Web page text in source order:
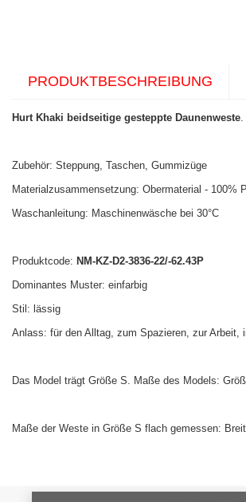
PRODUKTBESCHREIBUNG
Hurt Khaki beidseitige gesteppte Daunenweste.
Zubehör: Steppung, Taschen, Gummizüge
Materialzusammensetzung: Obermaterial -
Waschanleitung: Maschinenwäsche bei 30°C
Produktcode: NM-KZ-D2-3836-22/-62.43P
Dominantes Muster: einfarbig
Stil: lässig
Anlass: für den Alltag, zum Spazieren, zur Arbeit,
Das Model trägt Größe S. Maße des Models:
Maße der Weste in Größe S flach gemessen: